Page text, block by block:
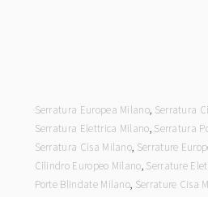
Serratura Europea Milano, Serratura
Serratura Elettrica Milano, Serratura
Serratura Cisa Milano, Serrature
Cilindro Europeo Milano, Serrature
Porte Blindate Milano, Serrature Cisa